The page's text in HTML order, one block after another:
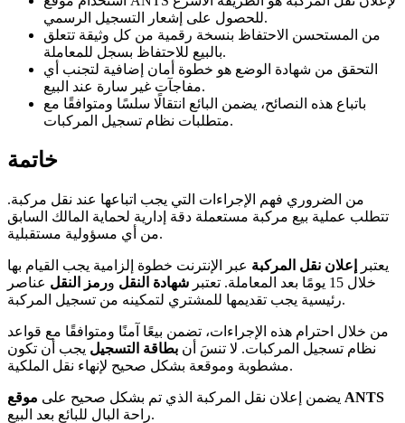
للحصول على إشعار التسجيل الرسمي.
من المستحسن الاحتفاظ بنسخة رقمية من كل وثيقة تتعلق
بالبيع للاحتفاظ بسجل للمعاملة.
التحقق من شهادة الوضع هو خطوة أمان إضافية لتجنب أي
مفاجآت غير سارة عند البيع.
باتباع هذه النصائح، يضمن البائع انتقالًا سلسًا ومتوافقًا مع
متطلبات نظام تسجيل المركبات.
خاتمة
من الضروري فهم الإجراءات التي يجب اتباعها عند نقل مركبة.
تتطلب عملية بيع مركبة مستعملة دقة إدارية لحماية المالك السابق
من أي مسؤولية مستقبلية.
يعتبر إعلان نقل المركبة عبر الإنترنت خطوة إلزامية يجب القيام بها
خلال 15 يومًا بعد المعاملة. تعتبر
شهادة النقل ورمز النقل عناصر
رئيسية يجب تقديمها للمشتري لتمكينه من تسجيل المركبة.
من خلال احترام هذه الإجراءات، تضمن بيعًا آمنًا ومتوافقًا مع قواعد
نظام تسجيل المركبات. لا تنسَ أن بطاقة التسجيل يجب أن تكون
مشطوبة وموقعة بشكل صحيح لإنهاء نقل الملكية.
يضمن إعلان نقل المركبة الذي تم بشكل صحيح على موقع ANTS
راحة البال للبائع بعد البيع.